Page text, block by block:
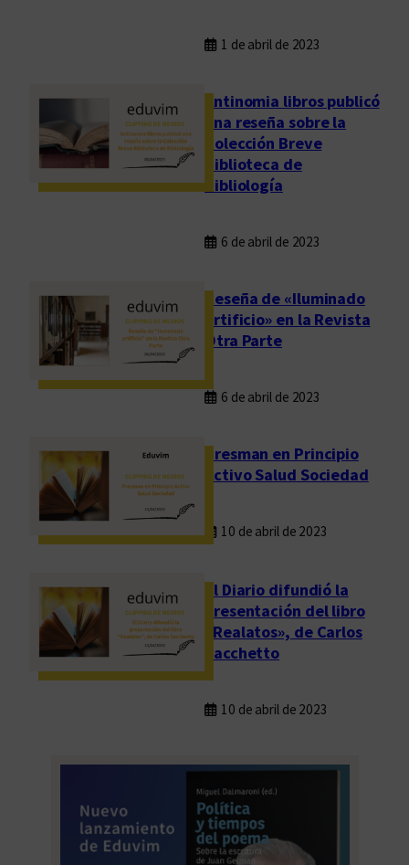
1 de abril de 2023
Antinomia libros publicó
una reseña sobre la
Colección Breve
Biblioteca de
Bibliología
6 de abril de 2023
Reseña de «Iluminado
artificio» en la Revista
Otra Parte
6 de abril de 2023
Presman en Principio
Activo Salud Sociedad
10 de abril de 2023
El Diario difundió la
presentación del libro
«Realatos», de Carlos
Sacchetto
10 de abril de 2023